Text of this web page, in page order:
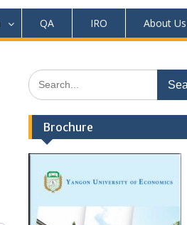
QA IRO About Us
Search
for:
Brochure